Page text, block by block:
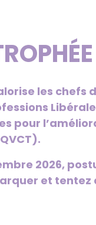
les
pour
2026,
et tentez